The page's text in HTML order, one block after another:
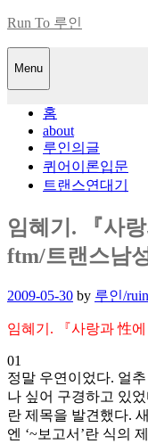
Skip
content
Run To 루인
Menu
홈
about
루인의글
퀴어이론입문
트랜스연대기
임혜기. 『사
ftm/트랜스남
Posted
2009-05-30 by 루인/
임혜기. 『사랑과 性
01
정말 우연이었다. 얼
나 싶어 구경하고 있
란 제목을 발견했다.
엔 ‘~보고서’란 식의